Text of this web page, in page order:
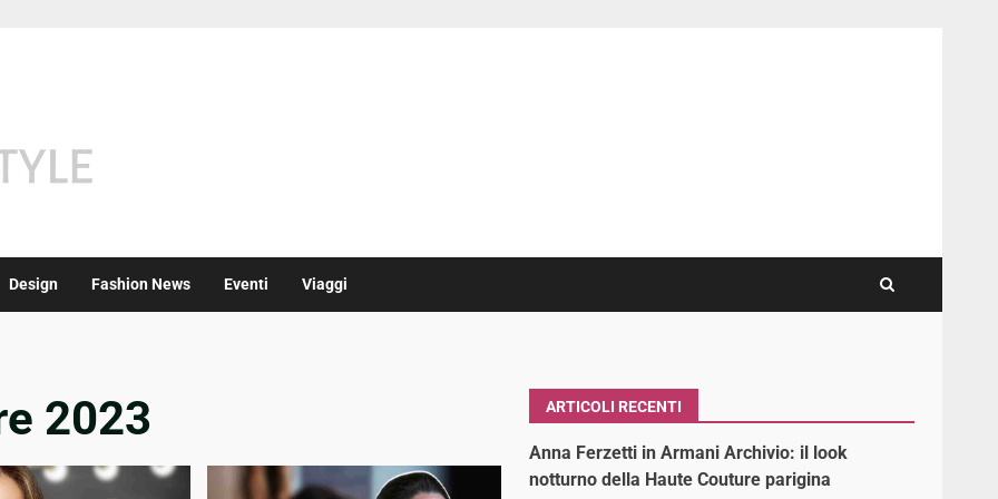
Design Fashion News Eventi Viaggi
2023 ARTICOLI RECENTI
Anna Ferzetti in Armani Archivio: il look
notturno della Haute Couture parigina